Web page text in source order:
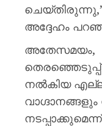
അദ്ദേഹം
അതേസമയം,
നൽകിയ
നടപ്പാക്കുമെന്ന്